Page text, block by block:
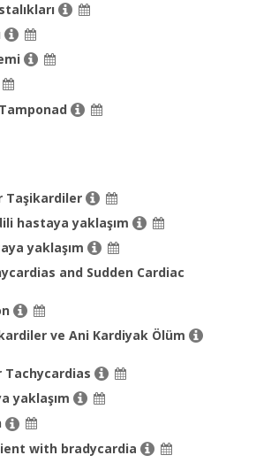
Taşikardiler
hastaya yaklaşım
yaklaşım
and Sudden Cardiac
ve Ani Kardiyak Ölüm
Tachycardias
yaklaşım
with bradycardia